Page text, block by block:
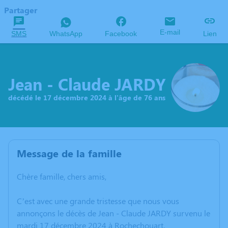
Partager
SMS WhatsApp Facebook E-mail Lien
Jean - Claude JARDY
décédé le 17 décembre 2024 à l'âge de 76 ans
Message de la famille
Chère famille, chers amis,
C’est avec une grande tristesse que nous vous
annonçons le décès de Jean - Claude JARDY survenu le
mardi 17 décembre 2024 à Rochechouart.